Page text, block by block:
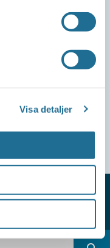
Visa detaljer
DU SÖKER?